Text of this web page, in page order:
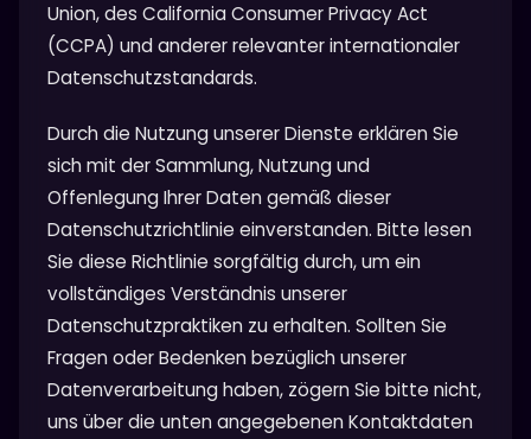
Union, des California Consumer Privacy Act
(CCPA) und anderer relevanter internationaler
Datenschutzstandards.
Durch die Nutzung unserer Dienste erklären Sie
sich mit der Sammlung, Nutzung und
Offenlegung Ihrer Daten gemäß dieser
Datenschutzrichtlinie einverstanden. Bitte lesen
Sie diese Richtlinie sorgfältig durch, um ein
vollständiges Verständnis unserer
Datenschutzpraktiken zu erhalten. Sollten Sie
Fragen oder Bedenken bezüglich unserer
Datenverarbeitung haben, zögern Sie bitte nicht,
uns über die unten angegebenen Kontaktdaten